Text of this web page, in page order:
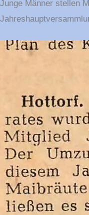
Junge Männer stellen